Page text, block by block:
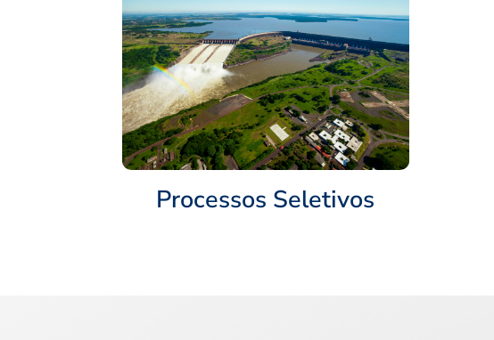
Processos Seletivos